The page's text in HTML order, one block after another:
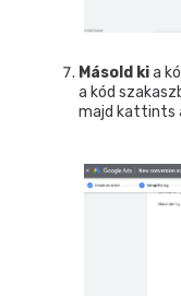
Másold kia
a kód
majd kattints